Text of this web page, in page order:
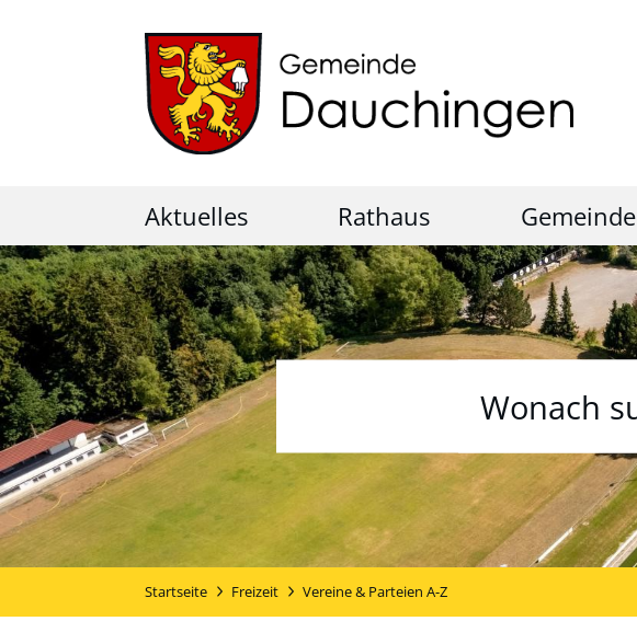
Aktuelles Rathaus Gemeinde
Startseite Freizeit Vereine & Parteien A-Z